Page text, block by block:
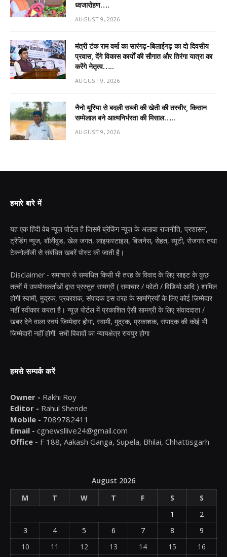
ध्वजारोहण….
AUGUST 9, 2026
मंत्री टंक राम वर्मा का सारंगढ़-बिलाईगढ़ का दो दिवसीय
प्रवास, देंगे विकास कार्यों की सौगात और तिरंगा यात्रा का
करेंगे नेतृत्व…..
AUGUST 9, 2026
नैनो यूरिया से बदली सब्जी की खेती की तस्वीर, किसान
सम्मेलाल बने आत्मनिर्भरता की मिसाल…..
AUGUST 9, 2026
हमारे बारे में
यह एक हिंदी वेब न्यूज़ पोर्टल है जिसमें ब्रेकिंग न्यूज़ के अलावा राजनीति, प्रशासन,
ट्रेंडिंग न्यूज, बॉलीवुड, खेल जगत, लाइफस्टाइल, बिजनेस, सेहत, ब्यूटी, रोजगार तथा
टेक्नोलॉजी से संबंधित खबरें पोस्ट की जाती है।
Disclaimer - समाचार से सम्बंधित किसी भी तरह के विवाद के लिए साइट के कुछ
तत्वों में उपयोगकर्ताओं द्वारा प्रस्तुत सामग्री ( समाचार / फोटो / विडियो आदि ) शामिल
होगी स्वामी, मुद्रक, प्रकाशक, संपादक इस तरह के सामग्रियों के लिए कोई ज़िम्मेदार
नहीं स्वीकार करता है। न्यूज़ पोर्टल में प्रकाशित ऐसी सामग्री के लिए संवाददाता /
खबर देने वाला स्वयं जिम्मेदार होगा, स्वामी, मुद्रक, प्रकाशक, संपादक की कोई भी
जिम्मेदारी नहीं होगी. सभी विवादों का न्यायक्षेत्र रायपुर होगा
हमसे सम्पर्क करें
Owner - Rakhi Roy
Editor - Rahul Shende
Mobile - 7089782411
Email - cgnewsllive24@gmail.com
Office - F 188, Aakash Ganga, Supela, Bhilai, Chhattisgarh
August 2026
M
T W T F S
S
1
2
3
4 5 6 7 8
9
10
11 12 13 14 15 16